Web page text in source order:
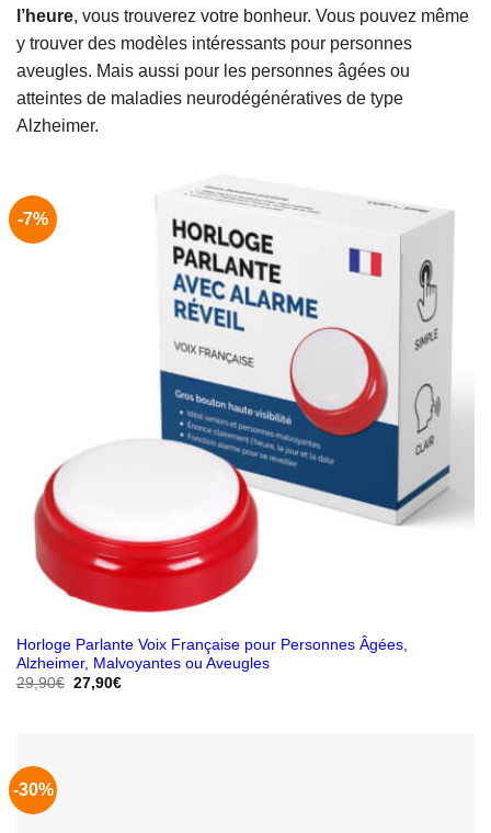
l’heure, vous trouverez votre bonheur. Vous pouvez même
y trouver des modèles intéressants pour personnes
aveugles. Mais aussi pour les personnes âgées ou
atteintes de maladies neurodégénératives de type
Alzheimer.
-7%
Horloge Parlante Voix Française pour Personnes Âgées,
Alzheimer, Malvoyantes ou Aveugles
29,90€ Le
27,90€Le
-30%